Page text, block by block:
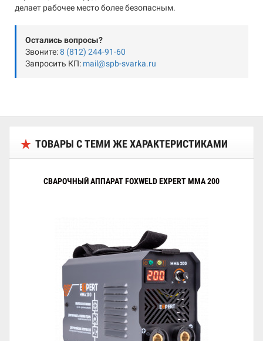
делает рабочее место более безопасным.
Остались вопросы?
Звоните:8 (812) 244-91-60
Запросить КП: mail@spb-svarka.ru
ТОВАРЫ С ТЕМИ ЖЕ ХАРАКТЕРИСТИКАМИ
СВАРОЧНЫЙ АППАРАТ FOXWELD EXPERT MMA 200